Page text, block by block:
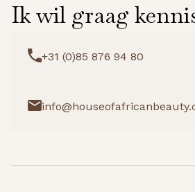
Ik wil graag
+31 (0)85 876 94 80